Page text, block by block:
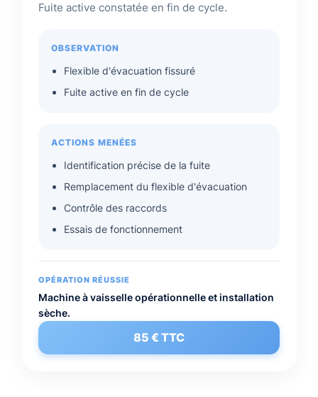
Fuite active constatée en fin de cycle.
OBSERVATION
Flexible d'évacuation fissuré
Fuite active en fin de cycle
ACTIONS MENÉES
Identification précise de la fuite
Remplacement du flexible d'évacuation
Contrôle des raccords
Essais de fonctionnement
OPÉRATION RÉUSSIE
Machine à vaisselle opérationnelle et installation
sèche.
85 € TTC